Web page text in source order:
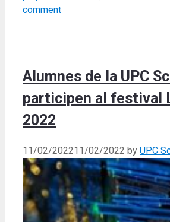
comment
Alumnes de la UPC
participen al festival
2022
11/02/202211/02/2022 by UPC